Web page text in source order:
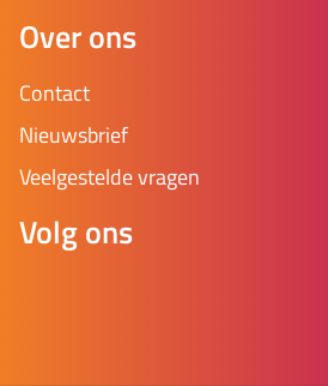
Over ons
Contact
Nieuwsbrief
Veelgestelde vragen
Volg ons